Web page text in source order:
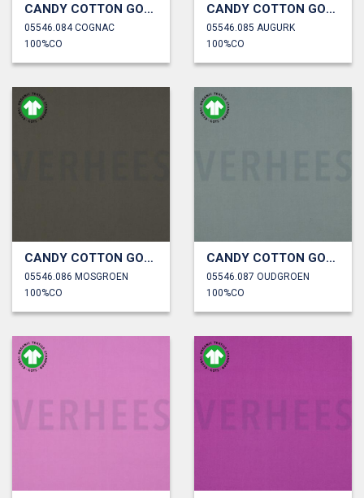
CANDY COTTON GOTS
05546.084 COGNAC
100%CO
CANDY COTTON GOTS
05546.085 AUGURK
100%CO
CANDY COTTON GOTS
05546.086 MOSGROEN
100%CO
CANDY COTTON GOTS
05546.087 OUDGROEN
100%CO